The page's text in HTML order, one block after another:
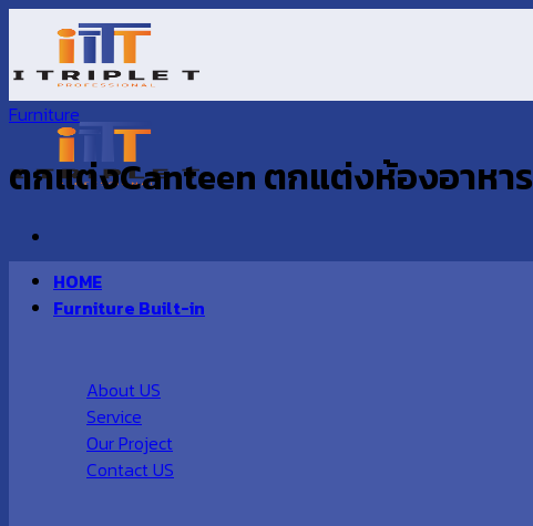
content
HOME
Furniture Built-in
About US
Service
Our Project
Contact US
Furniture
ตกแต่งCanteen ตกแต่งห้องอาหา